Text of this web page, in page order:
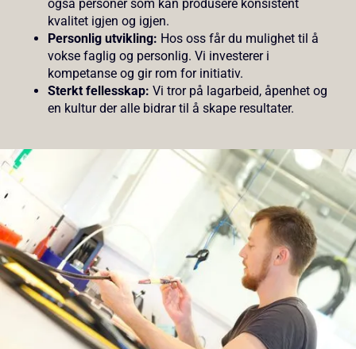
også personer som kan produsere konsistent
kvalitet igjen og igjen.
Personlig utvikling: Hos oss får du mulighet til å
vokse faglig og personlig. Vi investerer i
kompetanse og gir rom for initiativ.
Sterkt fellesskap: Vi tror på lagarbeid, åpenhet og
en kultur der alle bidrar til å skape resultater.